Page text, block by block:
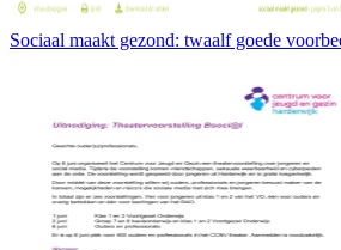
Sociaal maakt gezond: twaalf goede